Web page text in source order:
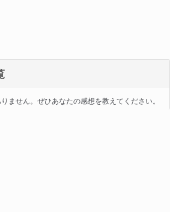
ません。ぜひあなたの感想を教えてください。